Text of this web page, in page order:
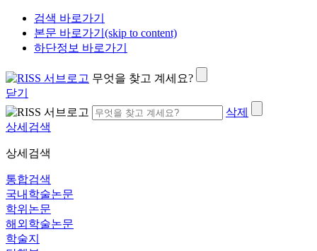
검색 바로가기
본문 바로가기(skip to content)
하단정보 바로가기
무엇을 찾고 계세요?
닫기
삭제
상세검색
상세검색
통합검색
국내학술논문
학위논문
해외학술논문
학술지